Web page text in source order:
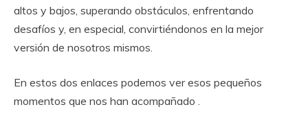
altos y bajos, superando obstáculos, enfrentando
desafíos y, en especial, convirtiéndonos en la mejor
versión de nosotros mismos.
En estos dos enlaces podemos ver esos pequeños
momentos que nos han acompañado .